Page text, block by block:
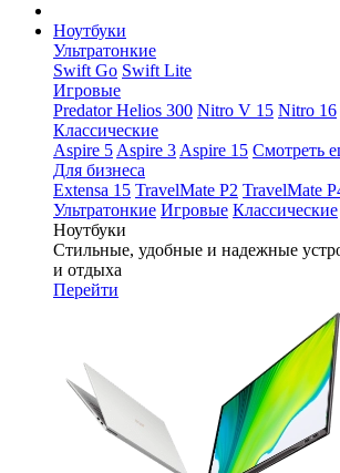
Ноутбуки
Ультратонкие
Swift Go Swift Lite
Игровые
Predator Helios 300 Nitro V 15 Nitro 16
Классические
Aspire 5 Aspire 3 Aspire 15 Смотреть
Для бизнеса
Extensa 15 TravelMate P2 TravelMate
Ультратонкие Игровые Классические
Ноутбуки
Стильные, удобные и надежные
и отдыха
Перейти